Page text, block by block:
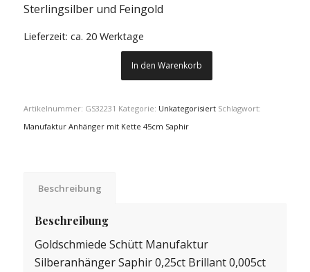
Sterlingsilber und Feingold
Lieferzeit: ca. 20 Werktage
In den Warenkorb
Artikelnummer: GS32231 Kategorie: Unkategorisiert Schlagwort:
Manufaktur Anhänger mit Kette 45cm Saphir
Beschreibung
Beschreibung
Goldschmiede Schütt Manufaktur
Silberanhänger Saphir 0,25ct Brillant 0,005ct